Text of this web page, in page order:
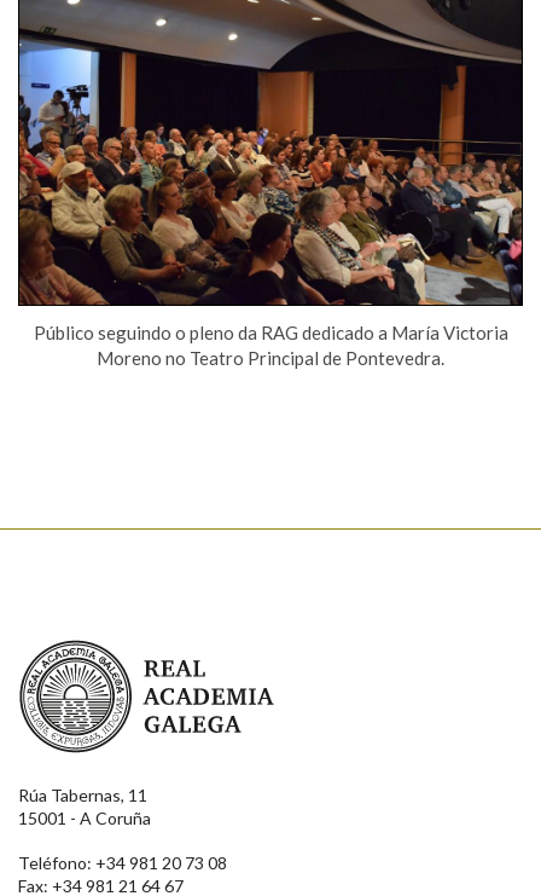
Público seguindo o pleno da RAG dedicado a María Victoria
Moreno no Teatro Principal de Pontevedra.
Real Academia Galega
Rúa Tabernas, 11
15001 - A Coruña
Teléfono: +34 981 20 73 08
Fax: +34 981 21 64 67